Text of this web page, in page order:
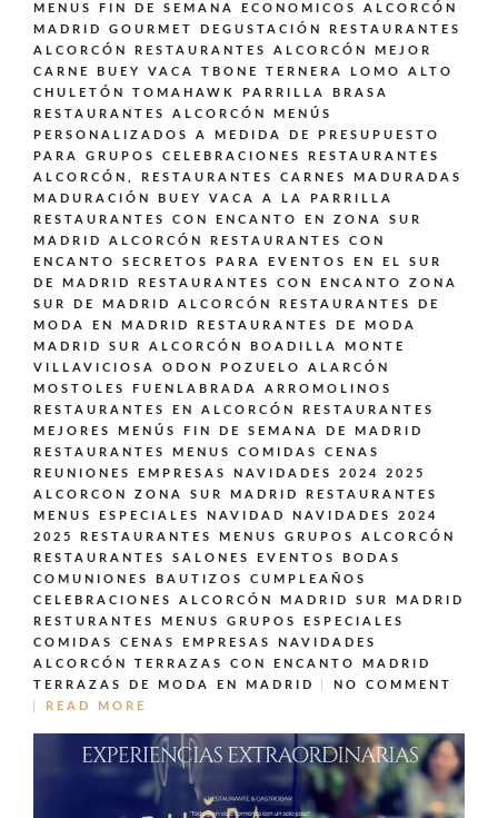
MENUS FIN DE SEMANA ECONOMICOS ALCORCÓN
MADRID GOURMET DEGUSTACIÓN
RESTAURANTES
ALCORCÓN
RESTAURANTES ALCORCÓN MEJOR
CARNE BUEY VACA TBONE TERNERA LOMO ALTO
CHULETÓN TOMAHAWK PARRILLA BRASA
RESTAURANTES ALCORCÓN MENÚS
PERSONALIZADOS A MEDIDA DE PRESUPUESTO
PARA GRUPOS CELEBRACIONES
RESTAURANTES
ALCORCÓN,
RESTAURANTES CARNES MADURADAS
MADURACIÓN BUEY VACA A LA PARRILLA
RESTAURANTES CON ENCANTO EN ZONA SUR
MADRID ALCORCÓN
RESTAURANTES CON
ENCANTO SECRETOS PARA EVENTOS EN EL SUR
DE MADRID
RESTAURANTES CON ENCANTO ZONA
SUR DE MADRID ALCORCÓN
RESTAURANTES DE
MODA EN MADRID
RESTAURANTES DE MODA
MADRID SUR ALCORCÓN BOADILLA MONTE
VILLAVICIOSA ODON POZUELO ALARCÓN
MOSTOLES FUENLABRADA ARROMOLINOS
RESTAURANTES EN ALCORCÓN
RESTAURANTES
MEJORES MENÚS FIN DE SEMANA DE MADRID
RESTAURANTES MENUS COMIDAS CENAS
REUNIONES EMPRESAS NAVIDADES 2024 2025
ALCORCON ZONA SUR MADRID
RESTAURANTES
MENUS ESPECIALES NAVIDAD NAVIDADES 2024
2025
RESTAURANTES MENUS GRUPOS ALCORCÓN
RESTAURANTES SALONES EVENTOS BODAS
COMUNIONES BAUTIZOS CUMPLEAÑOS
CELEBRACIONES ALCORCÓN MADRID SUR MADRID
RESTURANTES MENUS GRUPOS ESPECIALES
COMIDAS CENAS EMPRESAS NAVIDADES
ALCORCÓN
TERRAZAS CON ENCANTO MADRID
TERRAZAS DE MODA EN MADRID
NO COMMENT
READ MORE